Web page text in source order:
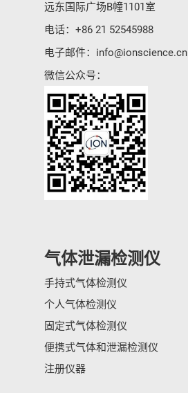
远东国际广场B幢1101室
电话： +86 21 52545988
电子邮件： info@ionscience.cn
微信公众号：
气体泄漏检测仪
手持式气体检测仪
个人气体检测仪
固定式气体检测仪
便携式气体和泄漏检测仪
注册仪器